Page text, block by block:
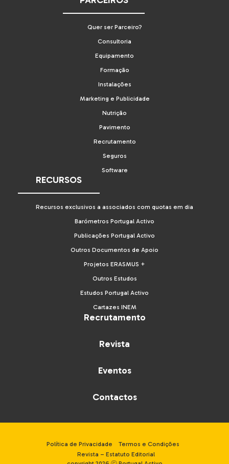
Quer ser Parceiro?
Consultoria
Equipamento
Formação
Instalações
Marketing e Publicidade
Nutrição
Pavimento
Recrutamento
Seguros
Software
RECURSOS
Recursos exclusivos a associados com quotas em dia
Barómetros Portugal Activo
Publicações Portugal Activo
Outros Documentos de Apoio
Projetos ERASMUS +
Outros Estudos
Estudos Portugal Activo
Cartazes INEM
Recrutamento
Revista
Eventos
Contactos
Política de Privacidade
Termos e Condições
Revista – Estatuto Editorial